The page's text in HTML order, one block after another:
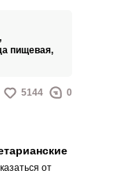
и готовить
пищевая,
5144 0
от